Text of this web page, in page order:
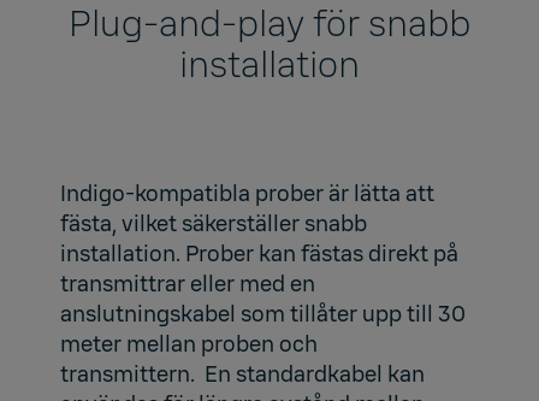
Plug-and-play för snabb
installation
Indigo-kompatibla prober är lätta att
fästa, vilket säkerställer snabb
installation. Prober kan fästas direkt på
transmittrar eller med en
anslutningskabel som tillåter upp till 30
meter mellan proben och
transmittern. En standardkabel kan